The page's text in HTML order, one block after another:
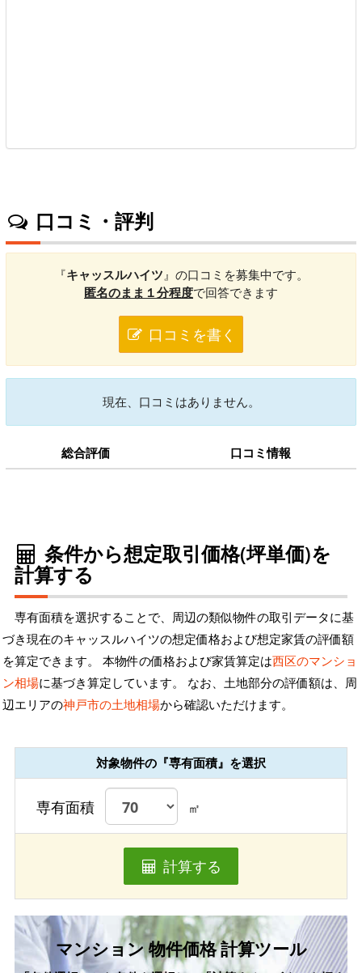
口コミ・評判
『キャッスルハイツ』の口コミを募集中です。
匿名のまま１分程度で回答できます
口コミを書く
現在、口コミはありません。
総合評価 口コミ情報
条件から想定取引価格(坪単価)を
計算する
専有面積を選択することで、周辺の類似物件の取引データに基
づき現在のキャッスルハイツの想定価格および想定家賃の評価額
を算定できます。 本物件の価格および家賃算定は西区のマンショ
ン相場に基づき算定しています。 なお、土地部分の評価額は、周
辺エリアの神戸市の土地相場から確認いただけます。
対象物件の『専有面積』を選択
専有面積 ㎡
計算する
マンション 物件価格 計算ツール